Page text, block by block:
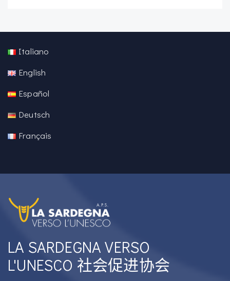
Italiano
English
Español
Deutsch
Français
LA SARDEGNA VERSO
L'UNESCO 社会促进协会